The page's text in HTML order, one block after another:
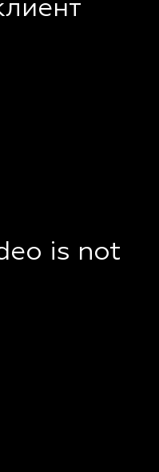
is not